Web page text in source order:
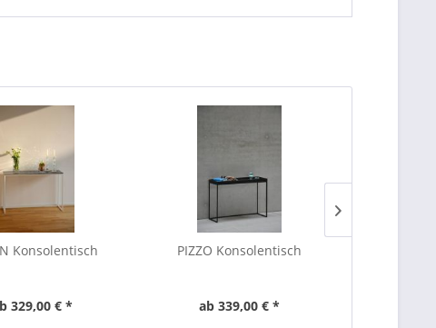
Konsolentisch
329,00 € *
PIZZO Konsolentisch
ab 339,00 € *